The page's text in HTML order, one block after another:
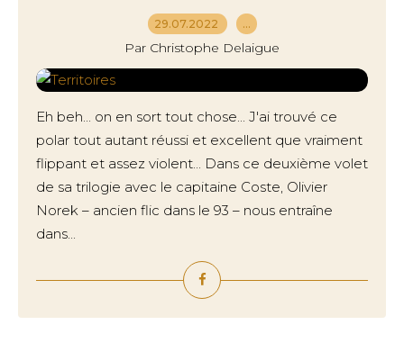
29.07.2022 …
Par Christophe Delaigue
Eh beh... on en sort tout chose... J'ai trouvé ce
polar tout autant réussi et excellent que vraiment
flippant et assez violent... Dans ce deuxième volet
de sa trilogie avec le capitaine Coste, Olivier
Norek – ancien flic dans le 93 – nous entraîne
dans...